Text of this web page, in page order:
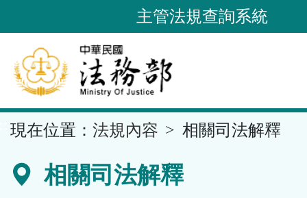
到
要
內
容
區
主管法規查詢系統
現在位置： 法規內容 相關司法解釋
相關司法解釋